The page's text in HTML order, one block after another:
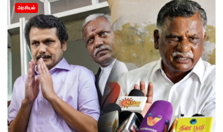
அரசியல்